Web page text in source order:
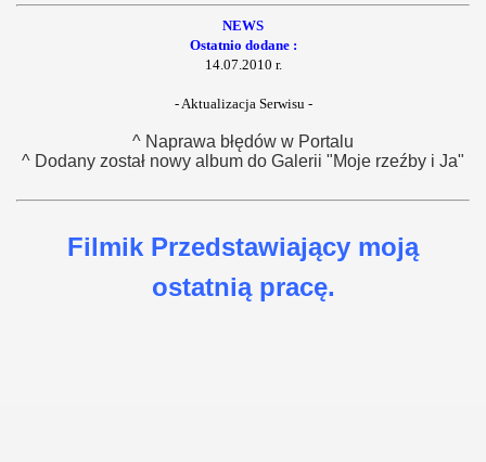
NEWS
Ostatnio dodane :
14.07.2010 r.
- Aktualizacja Serwisu -
^ Naprawa błędów w Portalu
^ Dodany został nowy album do Galerii "Moje rzeźby i Ja"
Filmik Przedstawiający moją
ostatnią pracę.